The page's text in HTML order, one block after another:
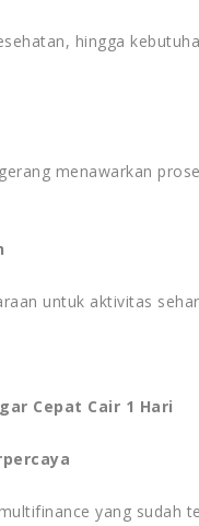
hingga
menawarkan
untuk aktivitas
Cepat Cair 1 Hari
yang sudah